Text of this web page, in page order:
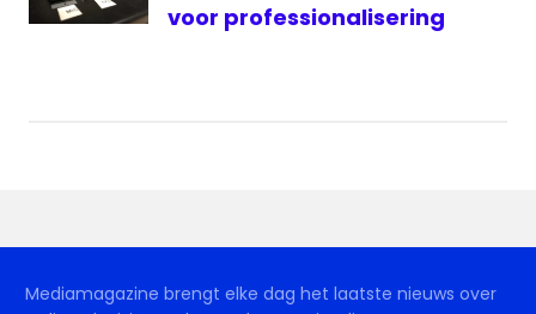
voor professionalisering
Mediamagazine brengt elke dag het laatste nieuws over